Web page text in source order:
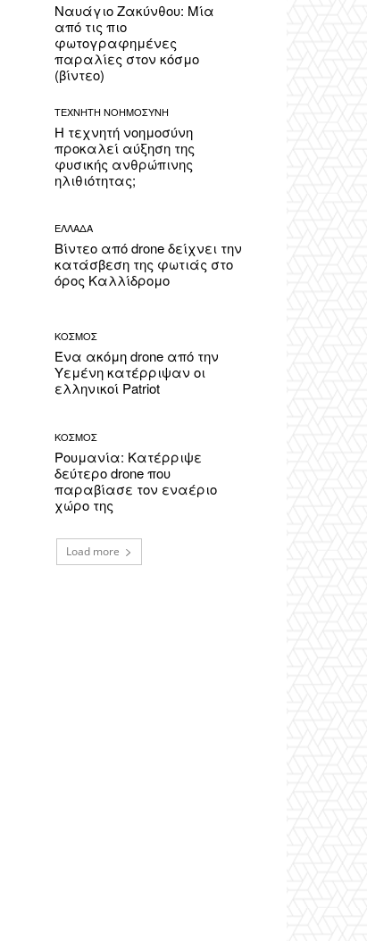
Ναυάγιο Ζακύνθου: Μία
από τις πιο
φωτογραφημένες
παραλίες στον κόσμο
(βίντεο)
ΤΕΧΝΗΤΗ ΝΟΗΜΟΣΥΝΗ
Η τεχνητή νοημοσύνη
προκαλεί αύξηση της
φυσικής ανθρώπινης
ηλιθιότητας;
ΕΛΛΑΔΑ
Βίντεο από drone δείχνει την
κατάσβεση της φωτιάς στο
όρος Καλλίδρομο
ΚΟΣΜΟΣ
Ένα ακόμη drone από την
Υεμένη κατέρριψαν οι
ελληνικοί Patriot
ΚΟΣΜΟΣ
Ρουμανία: Κατέρριψε
δεύτερο drone που
παραβίασε τον εναέριο
χώρο της
Load more